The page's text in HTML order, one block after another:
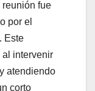
reunión fue
por el
Este
al intervenir
atendiendo
corto